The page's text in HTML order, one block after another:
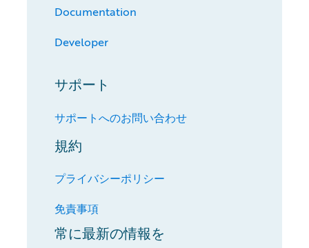
Documentation
Developer
サポート
サポートへのお問い合わせ
規約
プライバシーポリシー
免責事項
常に最新の情報を